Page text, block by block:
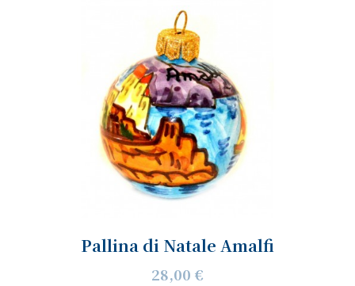
Pallina di Natale Amalfi
28,00 €